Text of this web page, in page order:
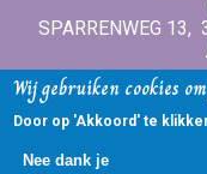
SPARRENWEG
Wij gebruiken cookies
Door op 'Akkoord' te
Nee dank je